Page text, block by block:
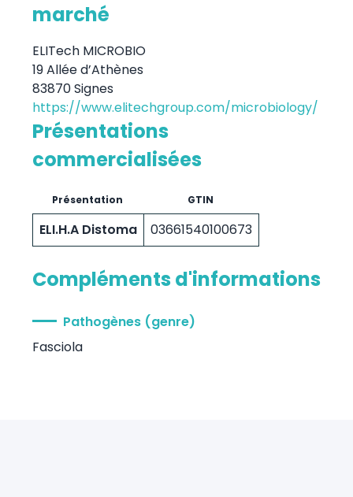
marché
ELITech MICROBIO
19 Allée d’Athènes
83870 Signes
https://www.elitechgroup.com/microbiology/
Présentations
commercialisées
Présentation GTIN
ELI.H.A Distoma 03661540100673
Compléments d'informations
Pathogènes (genre)
Fasciola